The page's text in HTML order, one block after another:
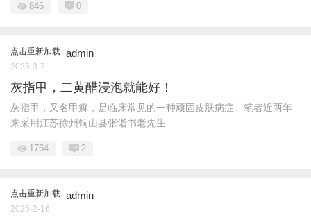
846 0
点击重新加载 admin
2025-3-7
灰指甲，二黄醋浸泡就能好！
灰指甲，又名甲癣，是临床常见的一种顽固皮肤病症。笔者近两年
来采用江苏徐州铜山县张诣书老先生 ...
1764 2
点击重新加载 admin
2025-2-16